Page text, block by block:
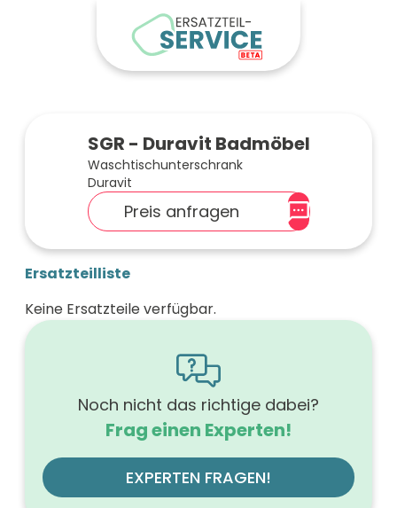
SGR - Duravit Badmöbel
Waschtischunterschrank
Duravit
Preis anfragen
Ersatzteilliste
Keine Ersatzteile verfügbar.
Noch nicht das richtige dabei?
Frag einen Experten!
EXPERTEN FRAGEN!